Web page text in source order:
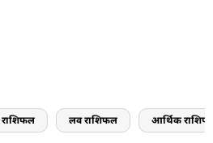
लव राशिफल आर्थिक